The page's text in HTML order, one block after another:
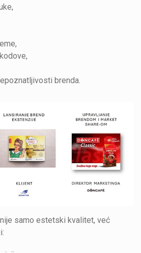
brenda.
samo estetski kvalitet, već